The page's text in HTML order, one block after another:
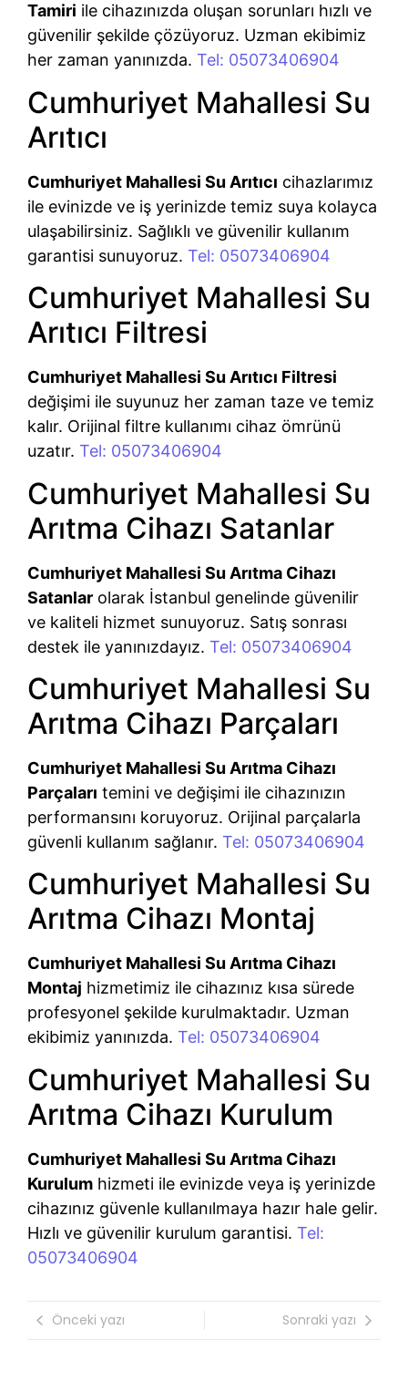
Tamiri ile cihazınızda oluşan sorunları hızlı ve
güvenilir şekilde çözüyoruz. Uzman ekibimiz
her zaman yanınızda. Tel: 05073406904
Cumhuriyet Mahallesi Su
Arıtıcı
Cumhuriyet Mahallesi Su Arıtıcı cihazlarımız
ile evinizde ve iş yerinizde temiz suya kolayca
ulaşabilirsiniz. Sağlıklı ve güvenilir kullanım
garantisi sunuyoruz. Tel: 05073406904
Cumhuriyet Mahallesi Su
Arıtıcı Filtresi
Cumhuriyet Mahallesi Su Arıtıcı Filtresi
değişimi ile suyunuz her zaman taze ve temiz
kalır. Orijinal filtre kullanımı cihaz ömrünü
uzatır. Tel: 05073406904
Cumhuriyet Mahallesi Su
Arıtma Cihazı Satanlar
Cumhuriyet Mahallesi Su Arıtma Cihazı
Satanlar olarak İstanbul genelinde güvenilir
ve kaliteli hizmet sunuyoruz. Satış sonrası
destek ile yanınızdayız. Tel: 05073406904
Cumhuriyet Mahallesi Su
Arıtma Cihazı Parçaları
Cumhuriyet Mahallesi Su Arıtma Cihazı
Parçaları temini ve değişimi ile cihazınızın
performansını koruyoruz. Orijinal parçalarla
güvenli kullanım sağlanır. Tel: 05073406904
Cumhuriyet Mahallesi Su
Arıtma Cihazı Montaj
Cumhuriyet Mahallesi Su Arıtma Cihazı
Montaj hizmetimiz ile cihazınız kısa sürede
profesyonel şekilde kurulmaktadır. Uzman
ekibimiz yanınızda. Tel: 05073406904
Cumhuriyet Mahallesi Su
Arıtma Cihazı Kurulum
Cumhuriyet Mahallesi Su Arıtma Cihazı
Kurulum hizmeti ile evinizde veya iş yerinizde
cihazınız güvenle kullanılmaya hazır hale gelir.
Hızlı ve güvenilir kurulum garantisi. Tel:
05073406904
Önceki yazı Sonraki yazı